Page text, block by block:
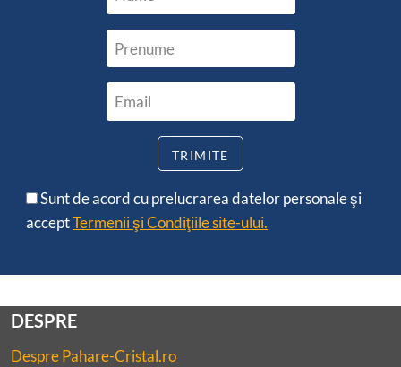
Sunt de acord cu prelucrarea datelor personale şi
acceptTermenii şi Condiţiile site-ului.
DESPRE
Despre Pahare-Cristal.ro